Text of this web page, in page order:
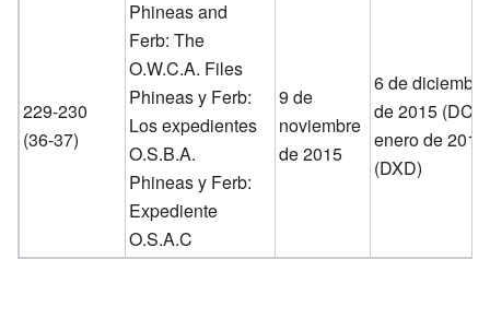
229-230
(36-37)
Phineas and
Ferb: The
O.W.C.A. Files
Phineas y Ferb:
Los expedientes
O.S.B.A.
Phineas y Ferb:
Expediente
O.S.A.C
9 de
noviembre
de 2015
6 de diciembre
de 2015 (DC)
enero de 2016
(DXD)